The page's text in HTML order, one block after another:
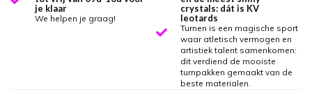
je klaar
We helpen je graag!
crystals: dát is KV
leotards
Turnen is een magische sport
waar atletisch vermogen en
artistiek talent samenkomen:
dit verdiend de mooiste
turnpakken gemaakt van de
beste materialen.